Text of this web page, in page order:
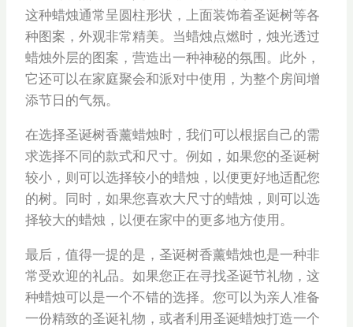
这种蜡烛通常呈圆柱形状，上面装饰着圣诞树等各
种图案，外观非常精美。当蜡烛点燃时，烛光透过
蜡烛外层的图案，营造出一种神秘的氛围。此外，
它还可以在家庭聚会和派对中使用，为整个房间增
添节日的气氛。
在选择圣诞树香薰蜡烛时，我们可以根据自己的需
求选择不同的款式和尺寸。例如，如果您的圣诞树
较小，则可以选择较小的蜡烛，以便更好地适配您
的树。同时，如果您喜欢大尺寸的蜡烛，则可以选
择较大的蜡烛，以便在家中的更多地方使用。
最后，值得一提的是，圣诞树香薰蜡烛也是一种非
常受欢迎的礼品。如果您正在寻找圣诞节礼物，这
种蜡烛可以是一个不错的选择。您可以为亲人准备
一份精致的圣诞礼物，或者利用圣诞蜡烛打造一个